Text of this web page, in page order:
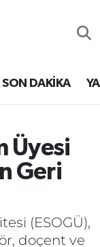
SON DAKİKA
Üyesi
Geri
(ESOGÜ),
doçent ve